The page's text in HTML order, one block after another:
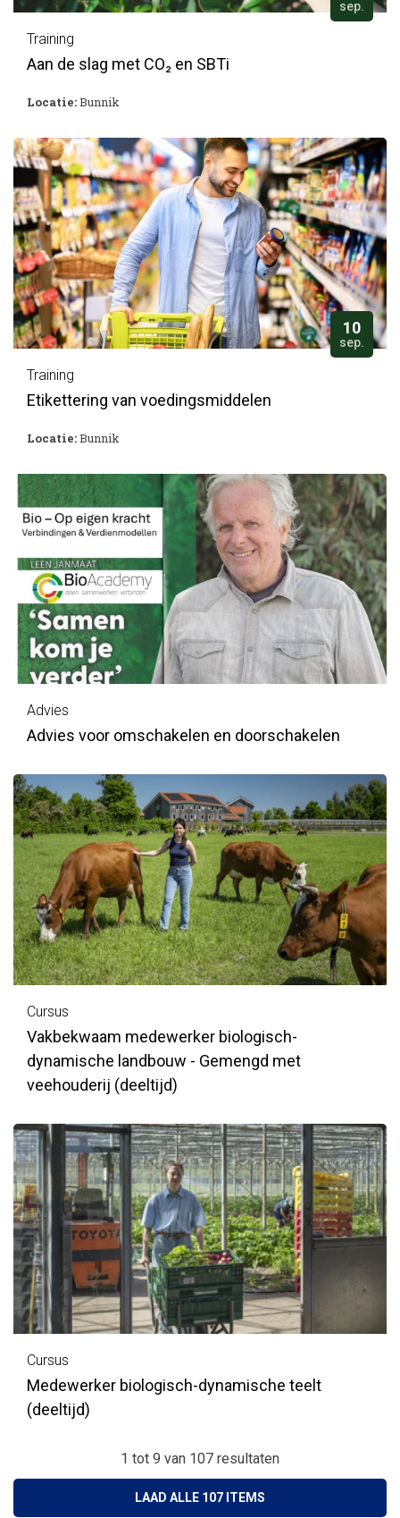
sep.
Training
Aan de slag met CO₂ en SBTi
Locatie:Bunnik
10
sep.
Training
Etikettering van voedingsmiddelen
Locatie:Bunnik
Advies
Advies voor omschakelen en doorschakelen
Cursus
Vakbekwaam medewerker biologisch-
dynamische landbouw - Gemengd met
veehouderij (deeltijd)
Cursus
Medewerker biologisch-dynamische teelt
(deeltijd)
1 tot 9 van 107 resultaten
LAAD ALLE 107 ITEMS